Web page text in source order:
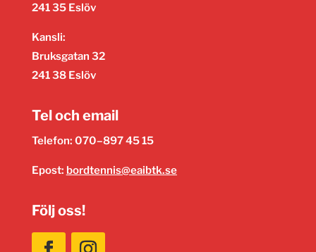
241 35 Eslöv
Kansli:
Bruksgatan 32
241 38 Eslöv
Tel och email
Telefon: 070–897 45 15
Epost: bordtennis@eaibtk.se
Följ oss!